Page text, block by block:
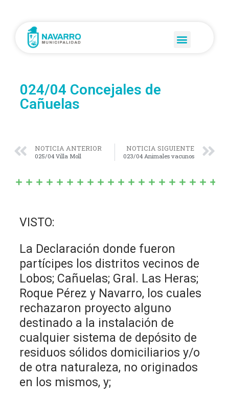
024/04 Concejales de
Cañuelas
NOTICIA ANTERIOR
025/04 Villa Moll
NOTICIA SIGUIENTE
023/04 Animales vacunos
VISTO:
La Declaración donde fueron
partícipes los distritos vecinos de
Lobos; Cañuelas; Gral. Las Heras;
Roque Pérez y Navarro, los cuales
rechazaron proyecto alguno
destinado a la instalación de
cualquier sistema de depósito de
residuos sólidos domiciliarios y/o
de otra naturaleza, no originados
en los mismos, y;